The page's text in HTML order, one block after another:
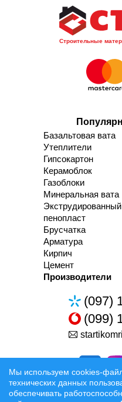
Строительные
Базальтовая вата
Утеплители
Гипсокартон
Керамоблок
Газоблоки
Минеральная вата
Экструдированный
пенопласт
Брусчатка
Арматура
Кирпич
Цемент
Производители
(097)
(099)
Мы используем cookies-
технических данных
обеспечивать